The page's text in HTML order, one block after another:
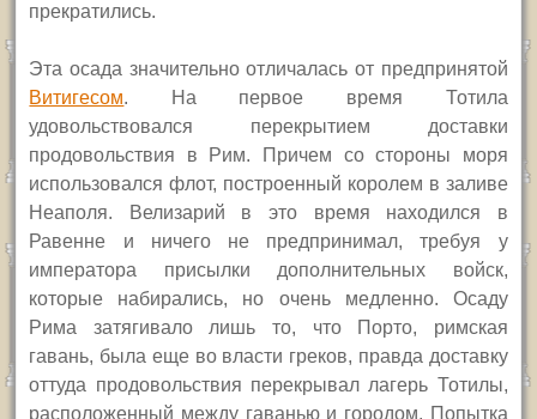
прекратились.
Эта осада значительно отличалась от предпринятой
Витигесом. На первое время Тотила
удовольствовался перекрытием доставки
продовольствия в Рим. Причем со стороны моря
использовался флот, построенный королем в заливе
Неаполя. Велизарий в это время находился в
Равенне и ничего не предпринимал, требуя у
императора присылки дополнительных войск,
которые набирались, но очень медленно. Осаду
Рима затягивало лишь то, что Порто, римская
гавань, была еще во власти греков, правда доставку
оттуда продовольствия перекрывал лагерь Тотилы,
расположенный между гаванью и городом. Попытка